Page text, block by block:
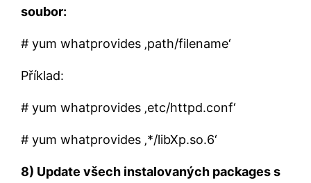
soubor:
# yum whatprovides ‚path/filename‘
Příklad:
# yum whatprovides ‚etc/httpd.conf‘
# yum whatprovides ‚*/libXp.so.6‘
8) Update všech instalovaných packages s